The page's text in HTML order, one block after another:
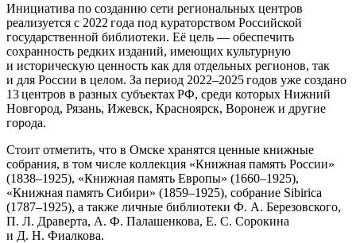
Инициатива по созданию сети региональных центров
реализуется с 2022 года под кураторством Российской
государственной библиотеки. Её цель — обеспечить
сохранность редких изданий, имеющих культурную
и историческую ценность как для отдельных регионов, так
и для России в целом. За период 2022–2025 годов уже создано
13 центров в разных субъектах РФ, среди которых Нижний
Новгород, Рязань, Ижевск, Красноярск, Воронеж и другие
города.
Стоит отметить, что в Омске хранятся ценные книжные
собрания, в том числе коллекция «Книжная память России»
(1838–1925), «Книжная память Европы» (1660–1925),
«Книжная память Сибири» (1859–1925), собрание Sibirica
(1787–1925), а также личные библиотеки Ф. А. Березовского,
П. Л. Драверта, А. Ф. Палашенкова, Е. С. Сорокина
и Д. Н. Фиалкова.